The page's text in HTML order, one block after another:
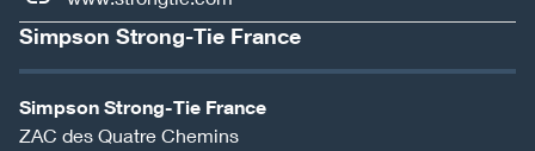
Simpson Strong-Tie France
Simpson Strong-Tie France
ZAC des Quatre Chemins